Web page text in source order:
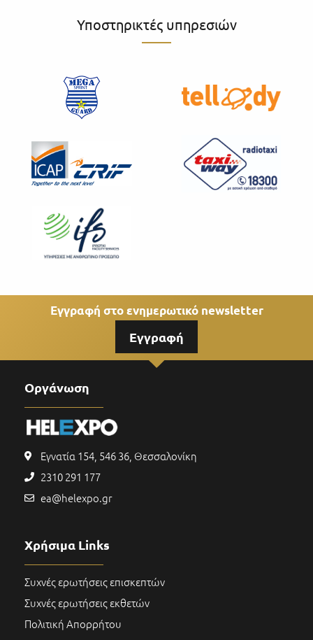
Υποστηρικτές υπηρεσιών
Εγγραφή στο ενημερωτικό newsletter
Εγγραφή
Οργάνωση
Εγνατία 154, 546 36, Θεσσαλονίκη
2310 291 177
ea@helexpo.gr
Χρήσιμα Links
Συχνές ερωτήσεις επισκεπτών
Συχνές ερωτήσεις εκθετών
Πολιτική Απορρήτου